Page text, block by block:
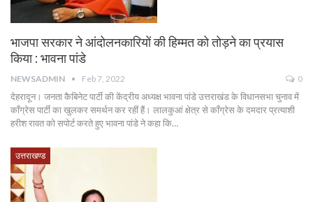
भाजपा सरकार ने आंदोलनकारियों की हिम्मत को तोड़ने का प्रयास
किया : भावना पांडे
NEWSADMIN Feb 7, 2022 0
देहरादून। जनता कैबिनेट पार्टी की केंद्रीय अध्यक्ष भावना पांडे उत्तराखंड के विधानसभा चुनाव में
काँग्रेस पार्टी का खुलकर समर्थन कर रहीं हैं। लालकुआं क्षेत्र से काँग्रेस के दमदार प्रत्याशी
हरीश रावत को सपोर्ट करते हुए भावना पांडे ने कहा कि…
उत्तराखण्ड